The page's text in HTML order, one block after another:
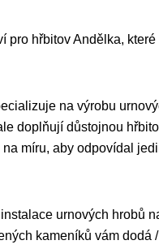
pro hřbitov Andělka,
na výrobu
doplňují důstojnou
míru, aby odpovídal
urnových hrobů
kameníků vám dodá